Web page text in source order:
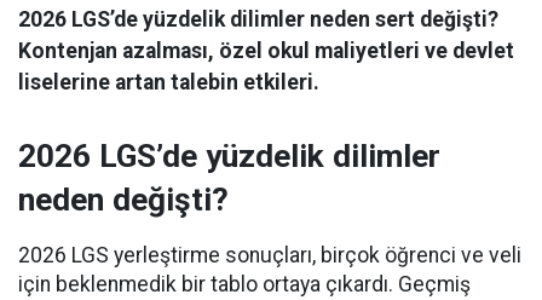
2026 LGS’de yüzdelik dilimler neden sert değişti?
Kontenjan azalması, özel okul maliyetleri ve devlet
liselerine artan talebin etkileri.
2026 LGS’de yüzdelik dilimler
neden değişti?
2026 LGS yerleştirme sonuçları, birçok öğrenci ve veli
için beklenmedik bir tablo ortaya çıkardı. Geçmiş